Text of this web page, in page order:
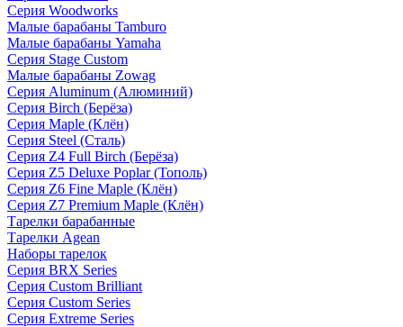
Серия Woodworks
Малые барабаны Tamburo
Малые барабаны Yamaha
Серия Stage Custom
Малые барабаны Zowag
Серия Aluminum (Алюминий)
Серия Birch (Берёза)
Серия Maple (Клён)
Серия Steel (Сталь)
Серия Z4 Full Birch (Берёза)
Серия Z5 Deluxe Poplar (Тополь)
Серия Z6 Fine Maple (Клён)
Серия Z7 Premium Maple (Клён)
Тарелки барабанные
Тарелки Agean
Наборы тарелок
Серия BRX Series
Серия Custom Brilliant
Серия Custom Series
Серия Extreme Series